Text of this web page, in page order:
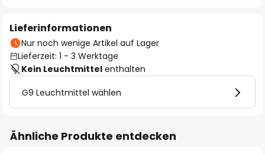
Lieferinformationen
Nur noch wenige Artikel auf Lager
Lieferzeit: 1 - 3 Werktage
Kein Leuchtmittel enthalten
G9 Leuchtmittel wählen
Ähnliche Produkte entdecken